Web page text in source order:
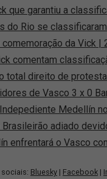
que garantiu a
do Rio se
da Vick |
comentam
total direito de
de Vasco 3 x 0
Medellín
adiado
enfrentará o Vasco
sociais: Bluesky | Facebook |